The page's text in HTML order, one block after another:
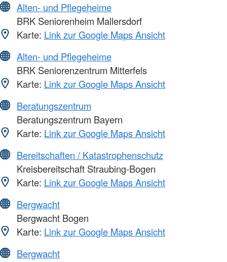
Alten- und Pflegeheime
BRK Seniorenheim Mallersdorf
Karte: Link zur Google Maps Ansicht
Alten- und Pflegeheime
BRK Seniorenzentrum Mitterfels
Karte: Link zur Google Maps Ansicht
Beratungszentrum
Beratungszentrum Bayern
Karte: Link zur Google Maps Ansicht
Bereitschaften / Katastrophenschutz
Kreisbereitschaft Straubing-Bogen
Karte: Link zur Google Maps Ansicht
Bergwacht
Bergwacht Bogen
Karte: Link zur Google Maps Ansicht
Bergwacht